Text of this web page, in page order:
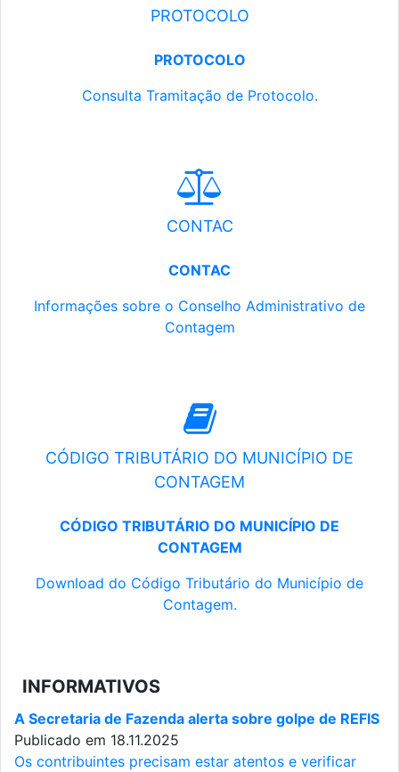
PROTOCOLO
PROTOCOLO
Consulta Tramitação de Protocolo.
CONTAC
CONTAC
Informações sobre o Conselho Administrativo de
Contagem
CÓDIGO TRIBUTÁRIO DO MUNICÍPIO DE
CONTAGEM
CÓDIGO TRIBUTÁRIO DO MUNICÍPIO DE
CONTAGEM
Download do Código Tributário do Município de
Contagem.
INFORMATIVOS
A Secretaria de Fazenda alerta sobre golpe de REFIS
Publicado em 18.11.2025
Os contribuintes precisam estar atentos e verificar